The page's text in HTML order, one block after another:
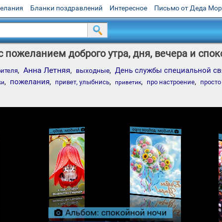
Бланки поздравлений Интересное Письмо от Деда
пожеланием доброго утра, дня, вечера и
, Анна Летняя, выходные, День службы специальной
, пожелания, привет, улыбнись, приветик, про настроение,

Альбом: доброе утро

Альбом: добрый день
 Альбом: спокойной ночи
льбом: хорошего отдыха